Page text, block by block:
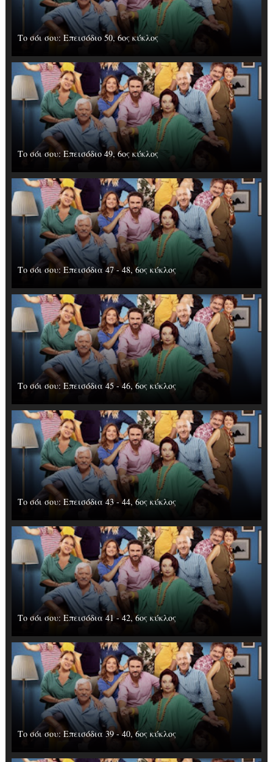
Το σόι σου: Επεισόδιο 50, 6ος κύκλος
Το σόι σου: Επεισόδιο 49, 6ος κύκλος
Το σόι σου: Επεισόδια 47 - 48, 6ος κύκλος
Το σόι σου: Επεισόδια 45 - 46, 6ος κύκλος
Το σόι σου: Επεισόδια 43 - 44, 6ος κύκλος
Το σόι σου: Επεισόδια 41 - 42, 6ος κύκλος
Το σόι σου: Επεισόδια 39 - 40, 6ος κύκλος